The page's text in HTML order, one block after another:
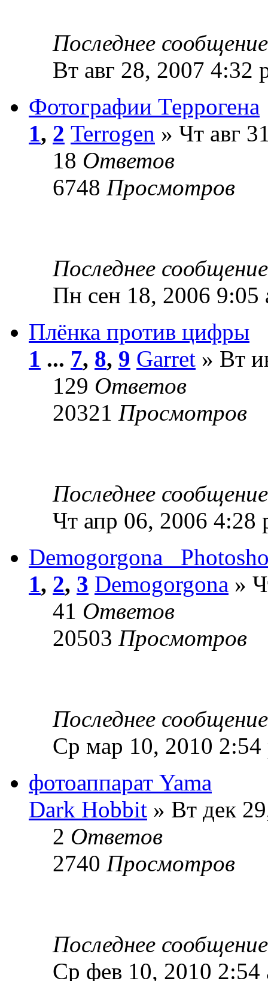
Последнее
Вт авг 28, 2007 4:32
Фотографии Террогена
1, 2 Terrogen » Чт авг
18 Ответов
6748 Просмотров
Последнее
Пн сен 18, 2006 9:05
Плёнка против цифры
1 ... 7, 8, 9 Garret » Вт
129 Ответов
20321 Просмотров
Последнее
Чт апр 06, 2006 4:28
Demogorgona_
1, 2, 3 Demogorgona »
41 Ответов
20503 Просмотров
Последнее
Ср мар 10, 2010 2:54
фотоаппарат Yama
Dark Hobbit » Вт дек
2 Ответов
2740 Просмотров
Последнее
Ср фев 10, 2010 2:54